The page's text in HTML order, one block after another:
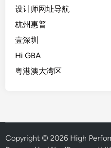
设计师网址导航
杭州惠普
壹深圳
Hi GBA
粤港澳大湾区
Copyright © 2026 High